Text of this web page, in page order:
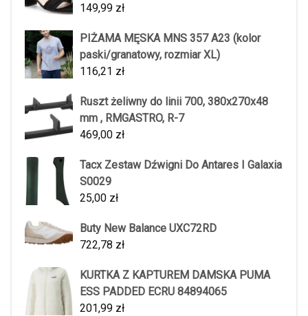
149,99 zł
PIŻAMA MĘSKA MNS 357 A23 (kolor
paski/granatowy, rozmiar XL)
116,21 zł
Ruszt żeliwny do linii 700, 380x270x48
mm , RMGASTRO, R-7
469,00 zł
Tacx Zestaw Dźwigni Do Antares I Galaxia
S0029
25,00 zł
Buty New Balance UXC72RD
722,78 zł
KURTKA Z KAPTUREM DAMSKA PUMA
ESS PADDED ECRU 84894065
201,99 zł